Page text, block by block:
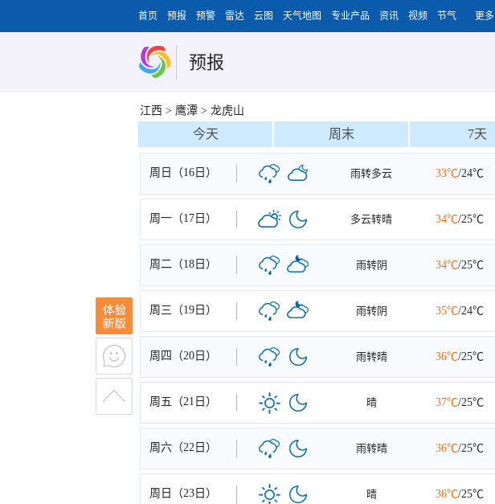
首页 预报 预警 雷达 云图 天气地图 专业产品 资讯 视频 节气 更多
预报
江西 > 鹰潭 > 龙虎山
今天 周末 7天
周日（16日） 雨转多云 33℃/24℃
周一（17日） 多云转晴 34℃/25℃
周二（18日） 雨转阴 34℃/25℃
周三（19日） 雨转阴 35℃/24℃
周四（20日） 雨转晴 36℃/25℃
周五（21日） 晴 37℃/25℃
周六（22日） 雨转晴 36℃/25℃
周日（23日） 晴 36℃/25℃